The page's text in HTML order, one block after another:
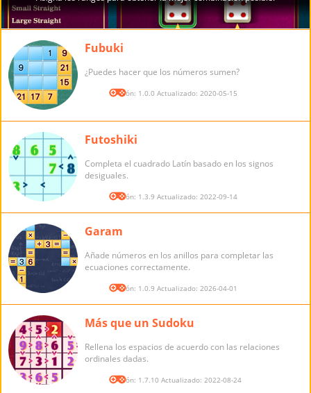
Fubuki
¿Puedes hacer que los números sumen?
Versión: 1.0.0 Actualizado: 2020-05-15
Futoshiki
Completa el cuadrado Latín basado en los signos
desiguales.
Versión: 1.3.9 Actualizado: 2022-09-14
Garam
Añade números en los anillos para completar las
ecuaciones correctamente.
Versión: 1.0.9 Actualizado: 2026-04-01
Más que un Sudoku
Rellena los espacios de acuerdo con las relaciones
ordinales dadas.
Versión: 1.7.10 Actualizado: 2022-08-24